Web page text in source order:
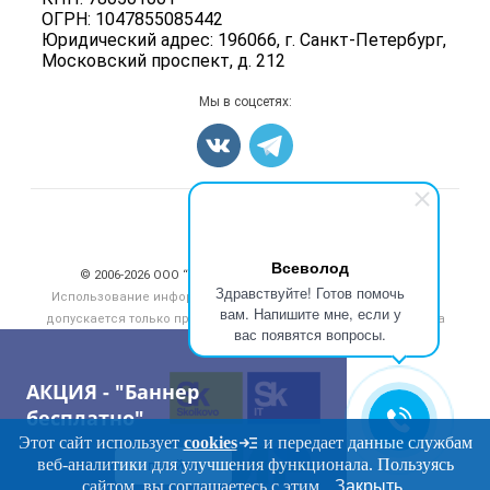
Всеволод
Здравствуйте! Готов помочь
вам. Напишите мне, если у
вас появятся вопросы.
АКЦИЯ - "Баннер
бесплатно"
ПЕРЕЙТИ
ОГРН: 1047855085442
Юридический адрес: 196066, г. Санкт-Петербург,
Московский проспект, д. 212
Мониторинг
Вакансии
Мясные снеки
Яйца
Карта объявлений
Мы в соцсетях:
© 2006‑2026 ООО “Инлайн”. 12+ Все права защищены.
Использование информации, размещенной на данном сайте,
допускается только при размещении активной гиперссылки на
meatinfo.ru
Этот сайт использует cookies
и передает данные службам
веб-аналитики для улучшения функционала. Пользуясь
сайтом, вы соглашаетесь с этим.
Закрыть